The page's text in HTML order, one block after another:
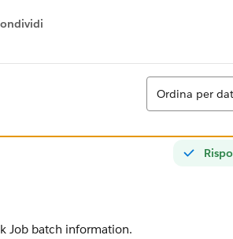
menu
Ordina
Ordina per
Job batch information.